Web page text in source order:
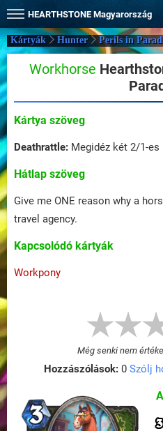
HEARTHSTONE Magyarország
Kártyák Hunter Perils in
Workhorse
Kártya szöveg
Deathrattle: Megidéz két 2/1-es
Hátlap szöveg
Give me ONE reason why a
travel agency.
Kapcsolódó kártyák
Workpony
Még senki nem
Hozzászólások:0 Szólj